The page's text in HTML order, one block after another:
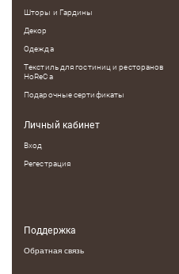
Шторы и Гардины
Декор
Одежда
Текстиль для гостиниц и ресторанов
HoReCa
Подарочные сертификаты
Личный кабинет
Вход
Регестрация
Поддержка
Обратная связь